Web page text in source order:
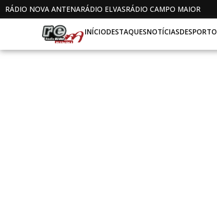
RÁDIO NOVA ANTENARÁDIO ELVASRÁDIO CAMPO MAIOR
INÍCIODESTAQUESNOTÍCIASDESPORTO